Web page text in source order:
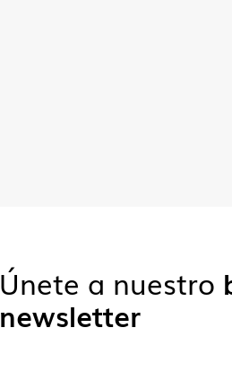
Únete a nuestro
newsletter